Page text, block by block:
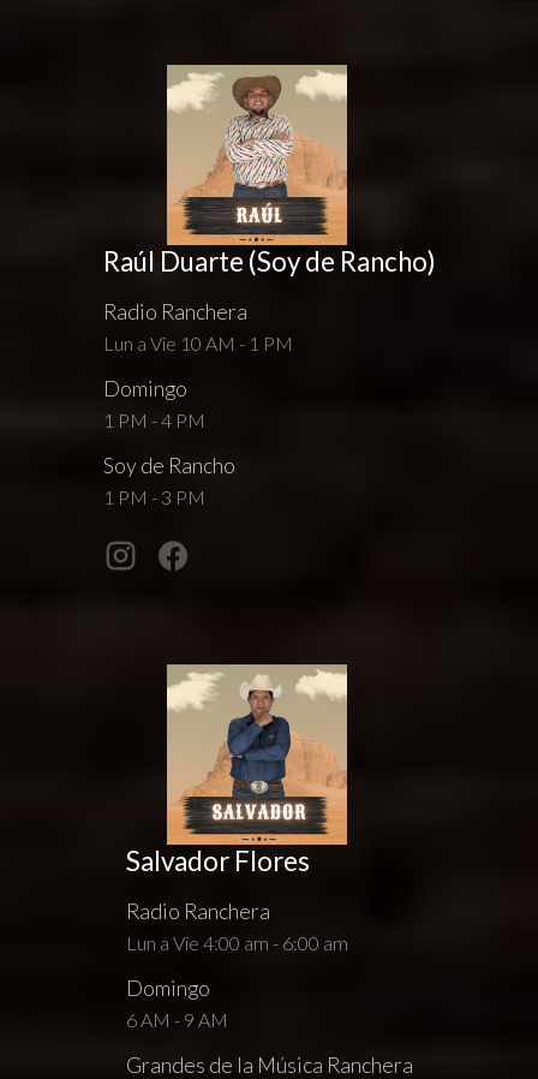
Raúl Duarte (Soy de Rancho)
Radio Ranchera
Lun a Vie 10 AM - 1 PM
Domingo
1 PM - 4 PM
Soy de Rancho
1 PM - 3 PM
Salvador Flores
Radio Ranchera
Lun a Vie 4:00 am - 6:00 am
Domingo
6 AM - 9 AM
Grandes de la Música Ranchera